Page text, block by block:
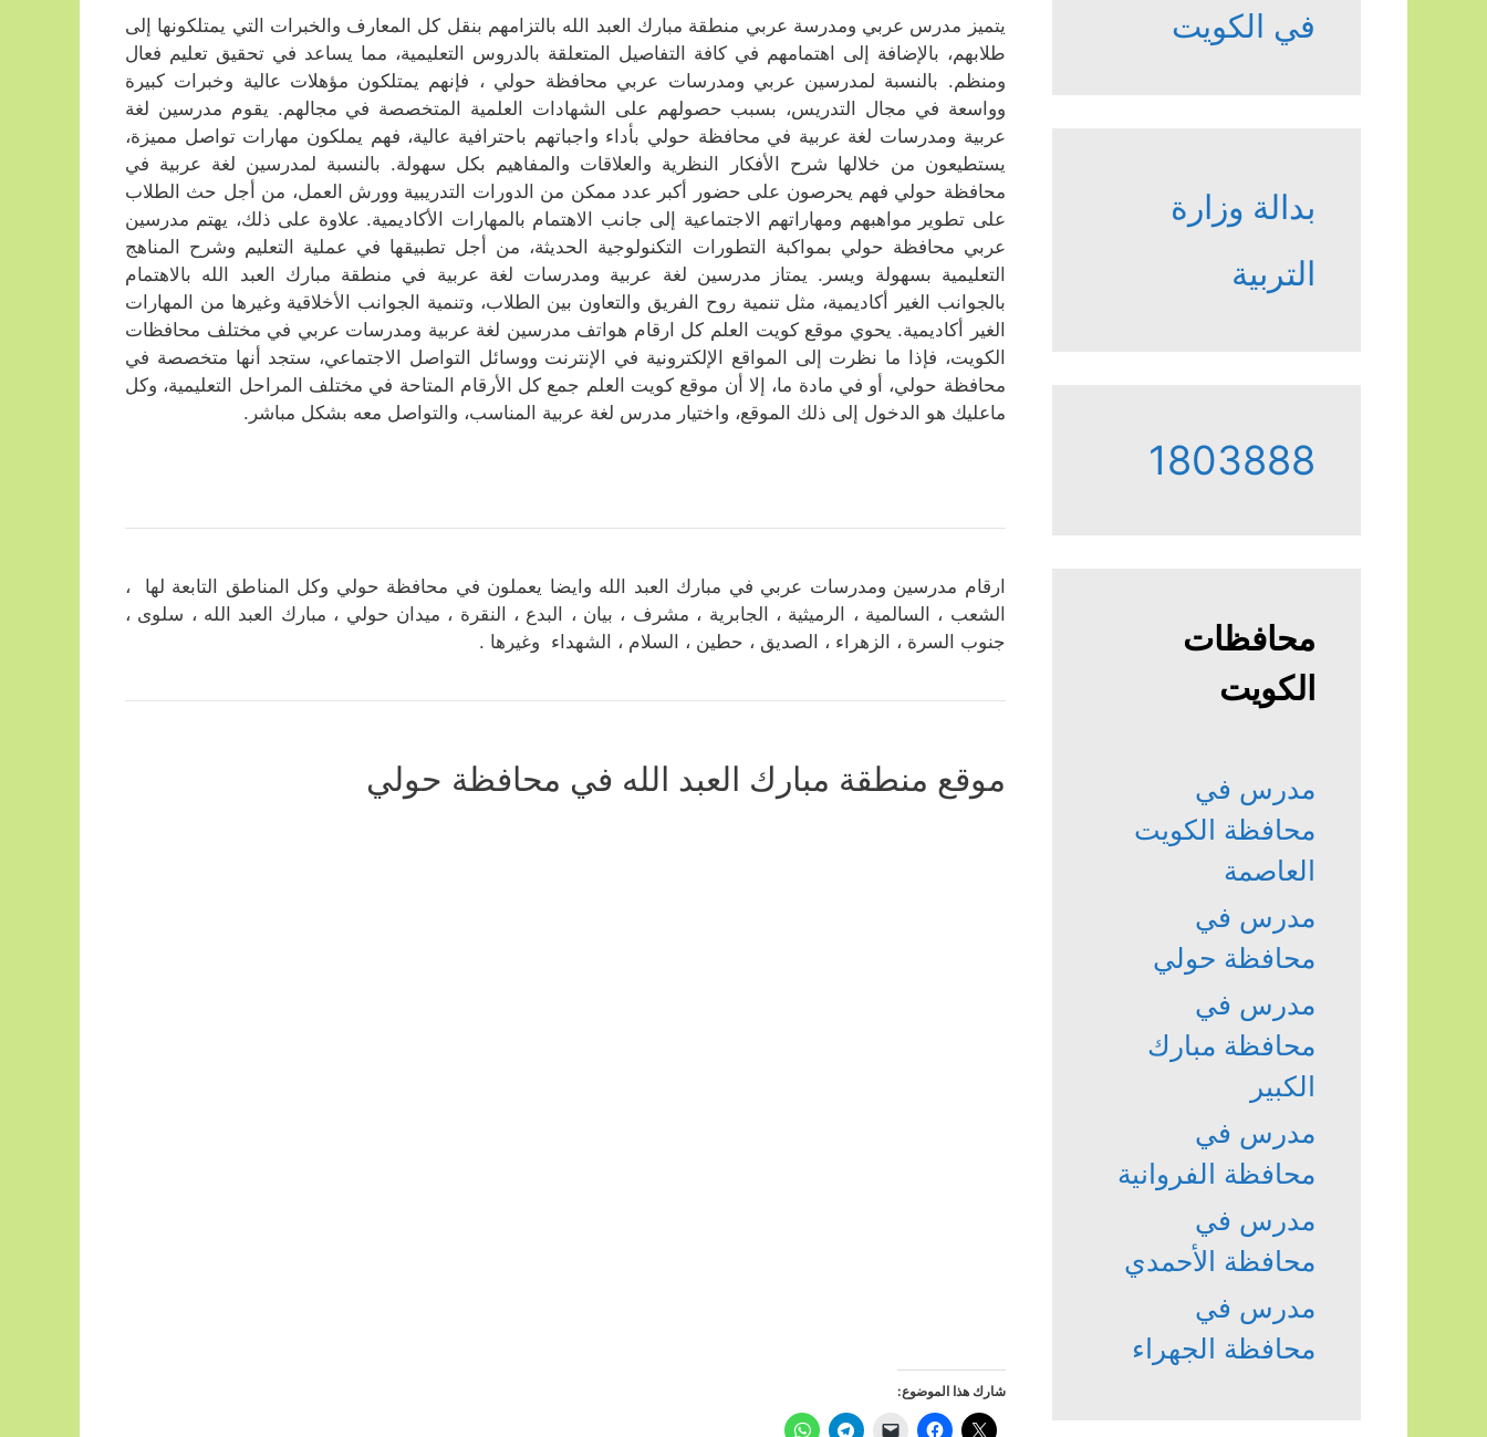
يتميز مدرس عربي ومدرسة عربي منطقة مبارك العبد الله بالتزامهم بنقل كل المعارف والخبرات التي يمتلكونها إلى
طلابهم، بالإضافة إلى اهتمامهم في كافة التفاصيل المتعلقة بالدروس التعليمية، مما يساعد في تحقيق تعليم فعال
ومنظم. بالنسبة لمدرسين عربي ومدرسات عربي محافظة حولي ، فإنهم يمتلكون مؤهلات عالية وخبرات كبيرة
وواسعة في مجال التدريس، بسبب حصولهم على الشهادات العلمية المتخصصة في مجالهم. يقوم مدرسين لغة
عربية ومدرسات لغة عربية في محافظة حولي بأداء واجباتهم باحترافية عالية، فهم يملكون مهارات تواصل مميزة،
يستطيعون من خلالها شرح الأفكار النظرية والعلاقات والمفاهيم بكل سهولة. بالنسبة لمدرسين لغة عربية في
محافظة حولي فهم يحرصون على حضور أكبر عدد ممكن من الدورات التدريبية وورش العمل، من أجل حث الطلاب
على تطوير مواهبهم ومهاراتهم الاجتماعية إلى جانب الاهتمام بالمهارات الأكاديمية. علاوة على ذلك، يهتم مدرسين
عربي محافظة حولي بمواكبة التطورات التكنولوجية الحديثة، من أجل تطبيقها في عملية التعليم وشرح المناهج
التعليمية بسهولة ويسر. يمتاز مدرسين لغة عربية ومدرسات لغة عربية في منطقة مبارك العبد الله بالاهتمام
بالجوانب الغير أكاديمية، مثل تنمية روح الفريق والتعاون بين الطلاب، وتنمية الجوانب الأخلاقية وغيرها من المهارات
الغير أكاديمية. يحوي موقع كويت العلم كل ارقام هواتف مدرسين لغة عربية ومدرسات عربي في مختلف محافظات
الكويت، فإذا ما نظرت إلى المواقع الإلكترونية في الإنترنت ووسائل التواصل الاجتماعي، ستجد أنها متخصصة في
محافظة حولي، أو في مادة ما، إلا أن موقع كويت العلم جمع كل الأرقام المتاحة في مختلف المراحل التعليمية، وكل
ماعليك هو الدخول إلى ذلك الموقع، واختيار مدرس لغة عربية المناسب، والتواصل معه بشكل مباشر.
ارقام مدرسين ومدرسات عربي في مبارك العبد الله وايضا يعملون في محافظة حولي وكل المناطق التابعة لها ،
الشعب ، السالمية ، الرميثية ، الجابرية ، مشرف ، بيان ، البدع ، النقرة ، ميدان حولي ، مبارك العبد الله ، سلوى ،
جنوب السرة ، الزهراء ، الصديق ، حطين ، السلام ، الشهداء وغيرها .
موقع منطقة مبارك العبد الله في محافظة حولي
شارك هذا الموضوع:
في الكويت
بدالة وزارة
التربية
1803888
محافظات
الكويت
مدرس في
محافظة الكويت
العاصمة
مدرس في
محافظة حولي
مدرس في
محافظة مبارك
الكبير
مدرس في
محافظة الفروانية
مدرس في
محافظة الأحمدي
مدرس في
محافظة الجهراء